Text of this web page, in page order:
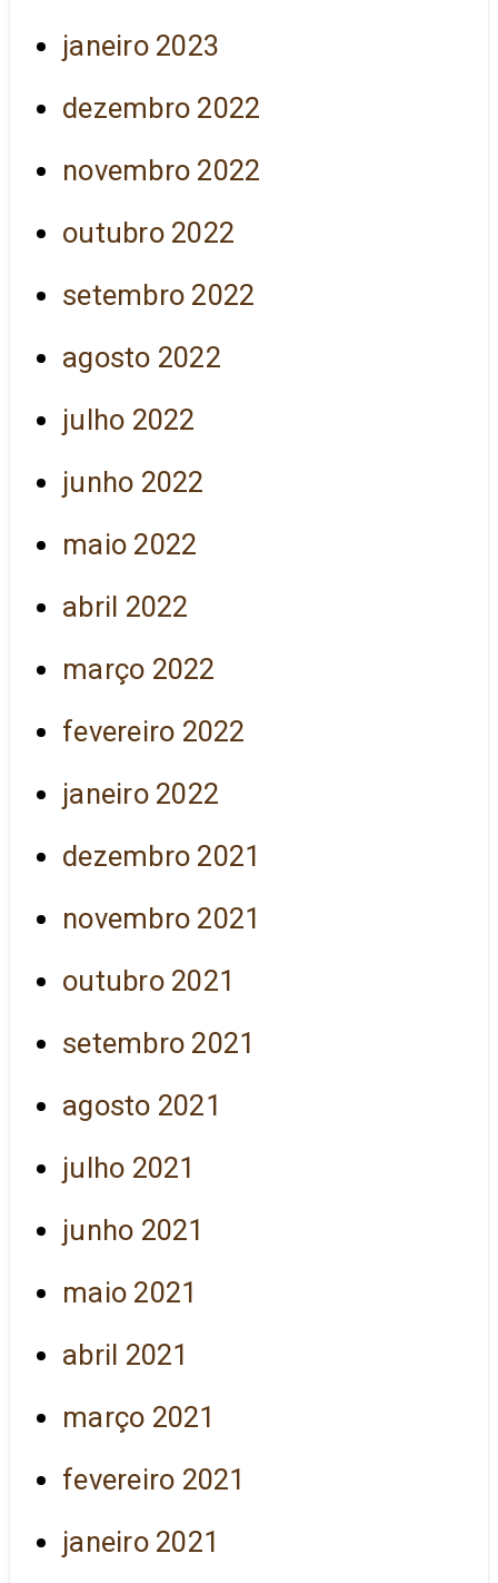
janeiro 2023
dezembro 2022
novembro 2022
outubro 2022
setembro 2022
agosto 2022
julho 2022
junho 2022
maio 2022
abril 2022
março 2022
fevereiro 2022
janeiro 2022
dezembro 2021
novembro 2021
outubro 2021
setembro 2021
agosto 2021
julho 2021
junho 2021
maio 2021
abril 2021
março 2021
fevereiro 2021
janeiro 2021